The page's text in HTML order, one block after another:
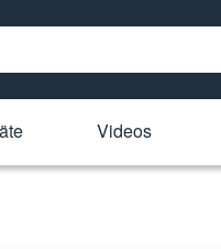
Videos